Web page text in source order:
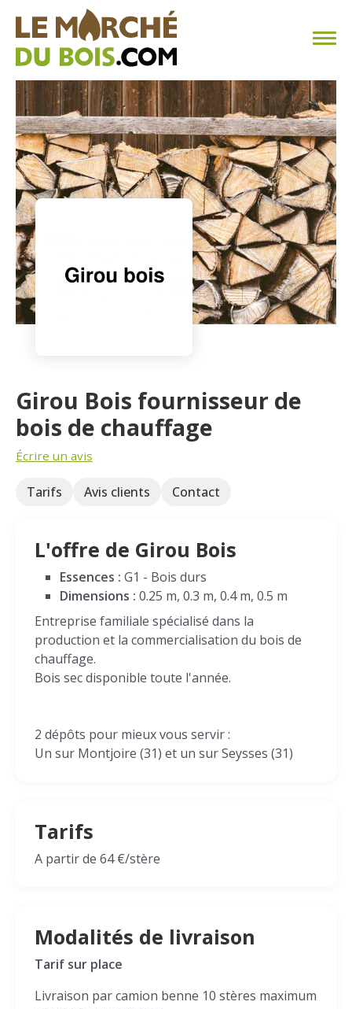
CHAUFFAGE AU BOIS
FAQ
CALCULER SA CONSOMMATION
TROUVER SON FOURNISSEUR
BLOG
ESPACE PRO
Girou Bois fournisseur de
bois de chauffage
Écrire un avis
Tarifs Avis clients Contact
L'offre de Girou Bois
Essences : G1 - Bois durs
Dimensions : 0.25 m, 0.3 m, 0.4 m, 0.5 m
Entreprise familiale spécialisé dans la
production et la commercialisation du bois de
chauffage.
Bois sec disponible toute l'année.
2 dépôts pour mieux vous servir :
Un sur Montjoire (31) et un sur Seysses (31)
Tarifs
A partir de 64 €/stère
Modalités de livraison
Tarif sur place
Livraison par camion benne 10 stères maximum